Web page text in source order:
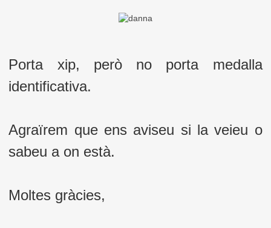
Porta xip, però no porta medalla
identificativa.
Agraïrem que ens aviseu si la veieu o
sabeu a on està.
Moltes gràcies,